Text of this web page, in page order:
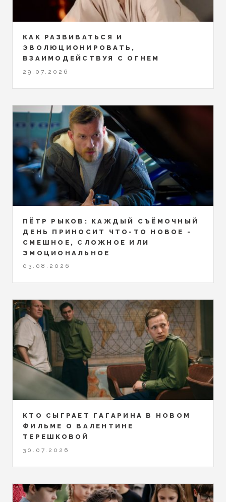
КАК РАЗВИВАТЬСЯ И
ЭВОЛЮЦИОНИРОВАТЬ,
ВЗАИМОДЕЙСТВУЯ С ОГНЕМ
29.07.2026
ПЁТР РЫКОВ: КАЖДЫЙ СЪЁМОЧНЫЙ
ДЕНЬ ПРИНОСИТ ЧТО-ТО НОВОЕ -
СМЕШНОЕ, СЛОЖНОЕ ИЛИ
ЭМОЦИОНАЛЬНОЕ
03.08.2026
КТО СЫГРАЕТ ГАГАРИНА В НОВОМ
ФИЛЬМЕ О ВАЛЕНТИНЕ
ТЕРЕШКОВОЙ
30.07.2026